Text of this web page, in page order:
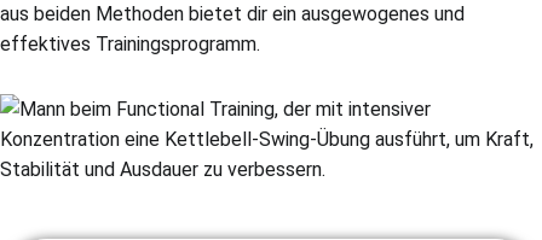
aus beiden Methoden bietet dir ein ausgewogenes und
effektives Trainingsprogramm.